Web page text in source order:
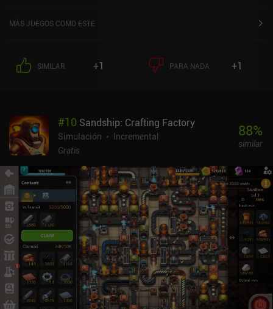
MÁS JUEGOS COMO ESTE
SIMILAR +1 PARA NADA +1
#10 Sandship: Crafting Factory
Simulación
Incremental
Gratis
88%
similar